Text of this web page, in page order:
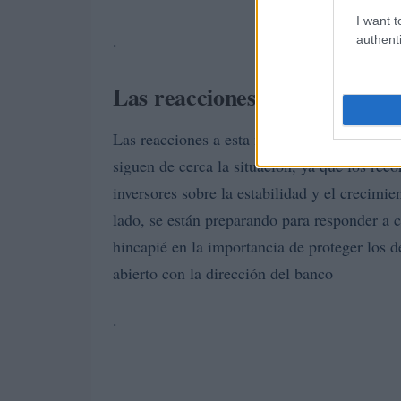
I want
.
Las reacciones del mercado
Las reacciones a esta noticia ya han
siguen de cerca la situación, ya que los
inversores sobre la estabilidad y el
lado, se están preparando para responder
hincapié en la importancia de proteger los
abierto con la dirección del banco
.